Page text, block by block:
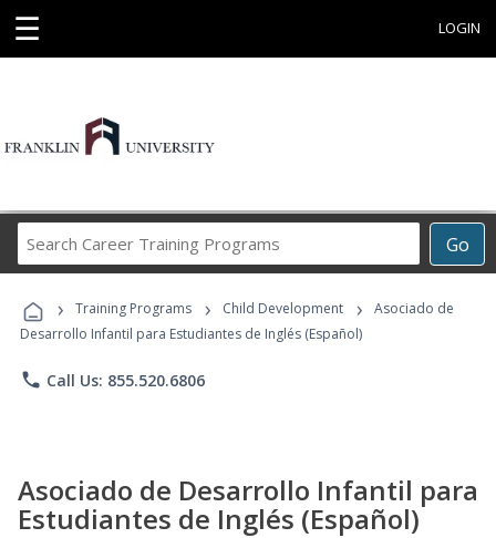
☰ LOGIN
Go
Career
Programs
› Training Programs › Child Development ›
Asociado de
Desarrollo Infantil para Estudiantes de Inglés (Español)
phone Call Us: 855.520.6806
Asociado de Desarrollo Infantil para
Estudiantes de Inglés (Español)